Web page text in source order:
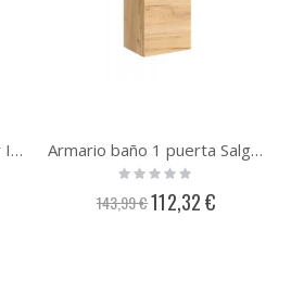
Armario baño aseo Salgar Infinity 1 puerta 300x600 | Para colgar Armario baño 1 puerta Salgar Infinity 300x840 | Para colgar
Rating:
0%
143,99 €Precio
especial
112,32 €